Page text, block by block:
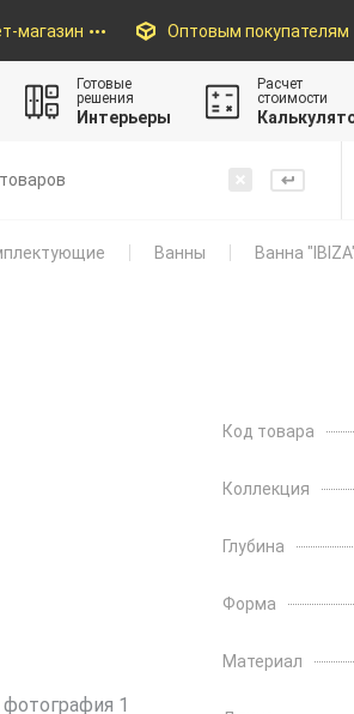
магазин Оптовым покупателям
Готовые
решения
Интерьеры
Расчет
стоимости
Ванны Ванна
Код товара
Коллекция
Глубина
Форма
Материал